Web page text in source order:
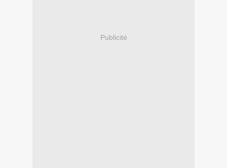
Publicité